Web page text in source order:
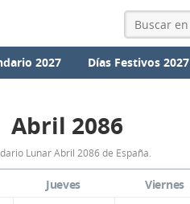
2027 Días Festivos 2027
Calendario
Lunar
Abril
Abril 2086
Lunar Abril 2086 de España.
Jueves Viernes